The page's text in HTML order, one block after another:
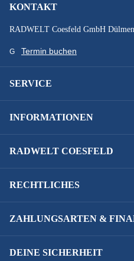
Acros AICR intern 1.1/8"-1.5"
KONTAKT
RADWELT Coesfeld GmbH
Termin buchen
SERVICE
INFORMATIONEN
RADWELT COESFELD
RECHTLICHES
ZAHLUNGSARTEN &
DEINE SICHERHEIT